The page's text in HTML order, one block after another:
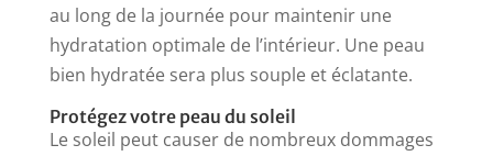
au long de la journée pour maintenir une
hydratation optimale de l’intérieur. Une peau
bien hydratée sera plus souple et éclatante.
Protégez votre peau du soleil
Le soleil peut causer de nombreux dommages